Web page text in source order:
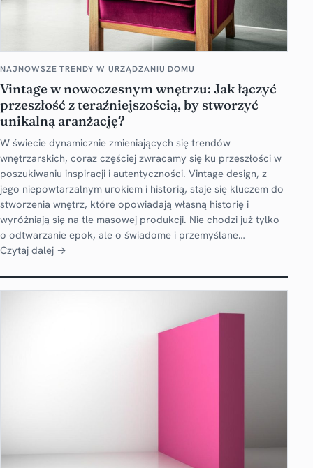
NAJNOWSZE TRENDY W URZĄDZANIU DOMU
Vintage w nowoczesnym wnętrzu: Jak łączyć
przeszłość z teraźniejszością, by stworzyć
unikalną aranżację?
W świecie dynamicznie zmieniających się trendów
wnętrzarskich, coraz częściej zwracamy się ku przeszłości w
poszukiwaniu inspiracji i autentyczności. Vintage design, z
jego niepowtarzalnym urokiem i historią, staje się kluczem do
stworzenia wnętrz, które opowiadają własną historię i
wyróżniają się na tle masowej produkcji. Nie chodzi już tylko
o odtwarzanie epok, ale o świadome i przemyślane…
Czytaj dalej →